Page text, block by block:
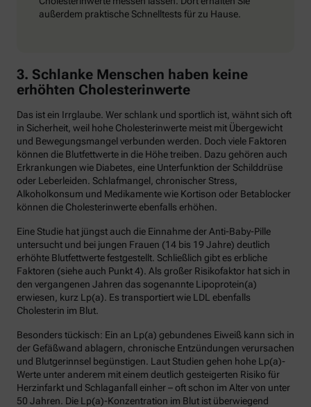
außerdem praktische Schnelltests für zu Hause.
3. Schlanke Menschen haben keine
erhöhten Cholesterinwerte
Das ist ein Irrglaube. Wer schlank und sportlich ist, wähnt sich oft
in Sicherheit, weil hohe Cholesterinwerte meist mit Übergewicht
und Bewegungsmangel verbunden werden. Doch viele Faktoren
können die Blutfettwerte in die Höhe treiben. Dazu gehören auch
Erkrankungen wie Diabetes, eine Unterfunktion der Schilddrüse
oder Leberleiden. Schlafmangel, chronischer Stress,
Alkoholkonsum und Medikamente wie Kortison oder Betablocker
können die Cholesterinwerte ebenfalls erhöhen.
Eine Studie hat jüngst auch die Einnahme der Anti-Baby-Pille
untersucht und bei jungen Frauen (14 bis 19 Jahre) deutlich
erhöhte Blutfettwerte festgestellt. Schließlich gibt es erbliche
Faktoren (siehe auch Punkt 4). Als großer Risikofaktor hat sich in
den vergangenen Jahren das sogenannte Lipoprotein(a)
erwiesen, kurz Lp(a). Es transportiert wie LDL ebenfalls
Cholesterin im Blut.
Besonders tückisch: Ein an Lp(a) gebundenes Eiweiß kann sich in
der Gefäßwand ablagern, chronische Entzündungen verursachen
und Blutgerinnsel begünstigen. Laut Studien gehen hohe Lp(a)-
Werte unter anderem mit einem deutlich gesteigerten Risiko für
Herzinfarkt und Schlaganfall einher – oft schon im Alter von unter
50 Jahren. Die Lp(a)-Konzentration im Blut ist überwiegend